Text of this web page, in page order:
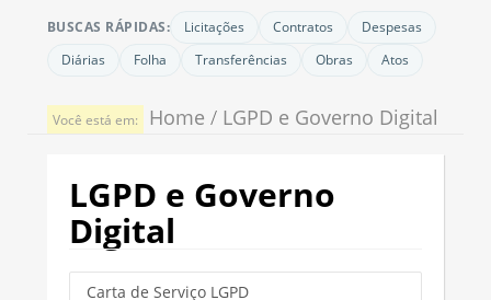
BUSCAS RÁPIDAS: Licitações Contratos
Despesas
Diárias
Folha Transferências Obras Atos
Você está em: Home / LGPD e Governo Digital
LGPD e Governo
Digital
Carta de Serviço LGPD